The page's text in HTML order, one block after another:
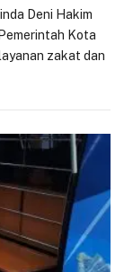
Deni Hakim
Kota
zakat dan